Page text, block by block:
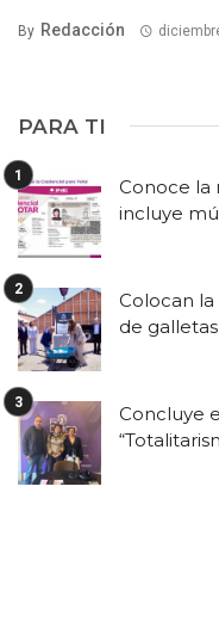
By Redacción
PARA TI
Conoce la
incluye
Colocan
de
Concluye